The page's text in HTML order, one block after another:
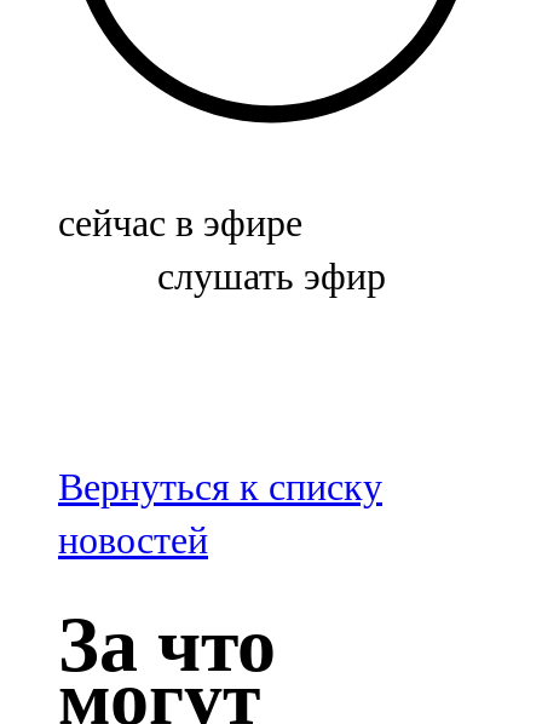
107,5 FM
Биләр
Болгар
100,3 FM
Зәй
106,6 FM
Кадыбаш
105,2 FM
сейчас в эфире
слушать эфир
Вернуться к списку
новостей
За что
могут